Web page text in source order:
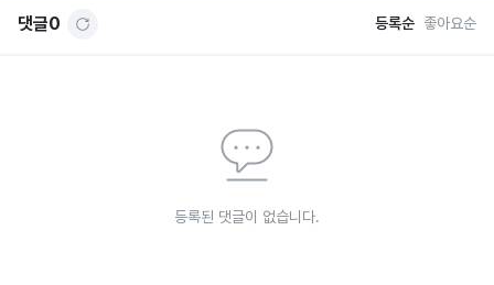
댓글0 등록순 좋아요순
등록된 댓글이 없습니다.